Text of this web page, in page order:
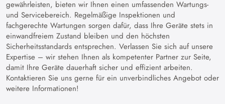
gewährleisten, bieten wir Ihnen einen umfassenden Wartungs-
und Servicebereich. Regelmäßige Inspektionen und
fachgerechte Wartungen sorgen dafür, dass Ihre Geräte stets in
einwandfreiem Zustand bleiben und den höchsten
Sicherheitsstandards entsprechen. Verlassen Sie sich auf unsere
Expertise – wir stehen Ihnen als kompetenter Partner zur Seite,
damit Ihre Geräte dauerhaft sicher und effizient arbeiten.
Kontaktieren Sie uns gerne für ein unverbindliches Angebot oder
weitere Informationen!